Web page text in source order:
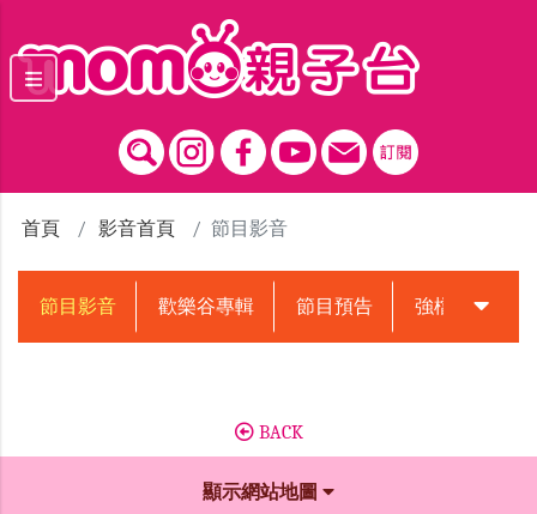
首頁 影音首頁 節目影音
節目影音 歡樂谷專輯 節目預告 強檔動畫預告
BACK
顯示網站地圖